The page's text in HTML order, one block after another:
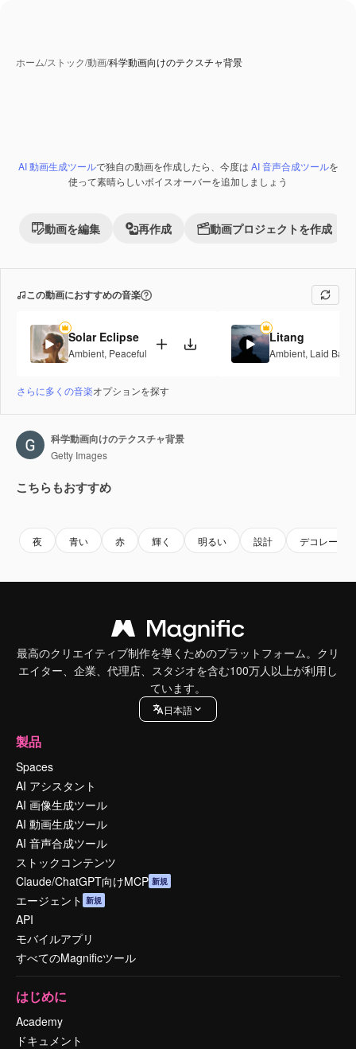
ホーム/ストック/動画/科学動画向けのテクスチャ背景
Premium
AI 動画生成ツールで独自の動画を作成したら、今度は AI 音声合成ツールを
使って素晴らしいボイスオーバーを追加しましょう
動画を編集 再作成 動画プロジェクトを作成
この動画におすすめの音楽
Solar Eclipse
Ambient, Peaceful
Litang
Ambient, Laid Back
さらに多くの音楽オプションを探す
科学動画向けのテクスチャ背景
Getty Images
こちらもおすすめ
夜 青い 赤 輝く 明るい 設計 デコレーシ
最高のクリエイティブ制作を導くためのプラットフォーム。クリ
エイター、企業、代理店、スタジオを含む100万人以上が利用し
ています。
日本語
製品
Spaces
AI アシスタント
AI 画像生成ツール
AI 動画生成ツール
AI 音声合成ツール
ストックコンテンツ
Claude/ChatGPT向けMCP 新規
エージェント 新規
API
モバイルアプリ
すべてのMagnificツール
はじめに
Academy
ドキュメント